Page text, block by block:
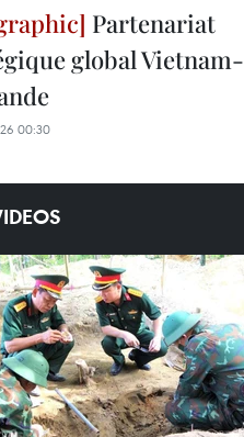
Partenariat
global Vietnam-
00:30